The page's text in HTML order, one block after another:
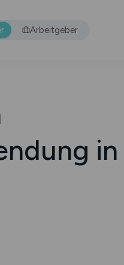
Arbeitgeber
in